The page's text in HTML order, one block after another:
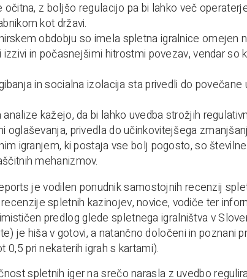
očitna, z boljšo regulacijo pa bi lahko več
kot državi.
obdobju so imela spletna igralnice omejen
izzivi in počasnejšimi hitrostmi povezav, vendar
in socialna izolacija sta privedli do
analize kažejo, da bi lahko uvedba strožjih
oglaševanja, privedla do učinkovitejšega
igranjem, ki postaja vse bolj pogosto, so
mehanizmov.
je vodilen ponudnik samostojnih recenzij
spletnih kazinojev, novice, vodiče ter
predlog glede spletnega igralništva v
je hiša v gotovi, a natančno določeni in poznani
0,5 pri nekaterih igrah s kartami).
spletnih iger na srečo narasla z uvedbo